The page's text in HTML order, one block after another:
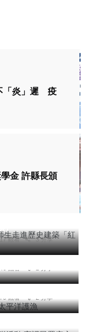
「炎」遲 疫
金 許縣長頒
觀看 3 分享
觀看 2 分享
太平洋護漁
觀看 2 分享
守護民眾